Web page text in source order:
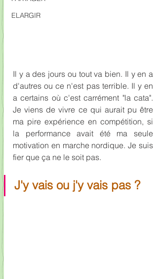
ELARGIR
Il y a des jours ou tout va bien. Il y en a
d'autres ou ce n'est pas terrible. Il y en
a certains où c'est carrément "la cata".
Je viens de vivre ce qui aurait pu être
ma pire expérience en compétition, si
la performance avait été ma seule
motivation en marche nordique. Je suis
fier que ça ne le soit pas.
J'y vais ou j'y vais pas ?